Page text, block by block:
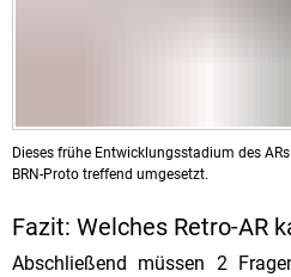
Dieses frühe Entwicklungsstadium des
BRN-Proto treffend umgesetzt.
Fazit: Welches Retro-AR
Abschließend müssen 2